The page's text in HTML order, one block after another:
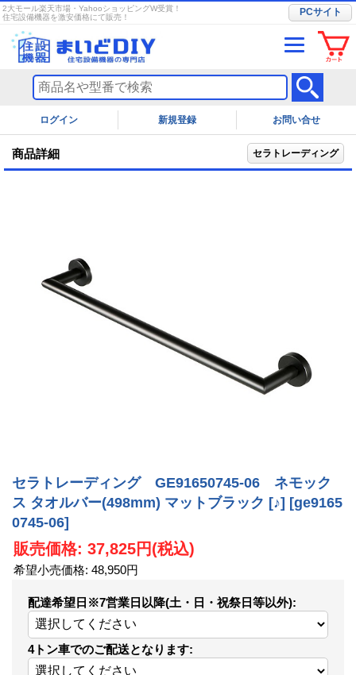
2大モール楽天市場・YahooショッピングW受賞！
住宅設備機器を激安価格にて販売！
PCサイト
ログイン お問い合せ
商品詳細 セラトレーディング
セラトレーディング GE91650745-06 ネモック
ス タオルバー(498mm) マットブラック [♪] [ge9165
0745-06]
販売価格: 37,825円(税込)
希望小売価格: 48,950円
配達希望日※7営業日以降(土・日・祝祭日等以外):
4トン車でのご配送となります: